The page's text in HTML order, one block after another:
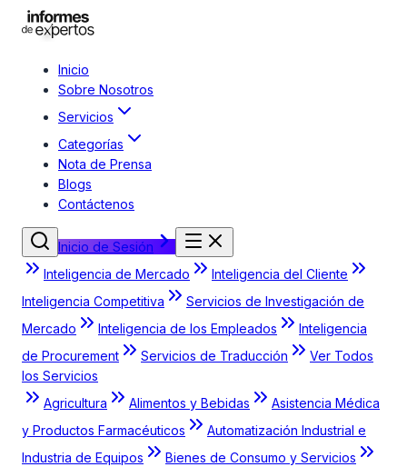
Inicio
Sobre Nosotros
Servicios
Categorías
Nota de Prensa
Blogs
Contáctenos
Inicio de Sesión
Inteligencia de Mercado
Inteligencia del Cliente
Inteligencia Competitiva
Servicios de Investigación de
Mercado
Inteligencia de los Empleados
Inteligencia
de Procurement
Servicios de Traducción
Ver Todos
los Servicios
Agricultura
Alimentos y Bebidas
Asistencia Médica
y Productos Farmacéuticos
Automatización Industrial e
Industria de Equipos
Bienes de Consumo y Servicios